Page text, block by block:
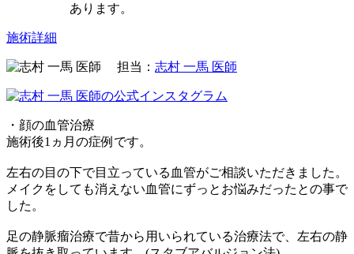
あります。
施術詳細
担当： 志村 一馬 医師
・顔の血管治療
施術後1ヵ月の症例です。
左右の目の下で目立っている血管がご相談いただきました。
メイクをしても消えない血管にずっとお悩みだったとの事で
した。
足の静脈瘤治療で昔から用いられている治療法で、左右の静